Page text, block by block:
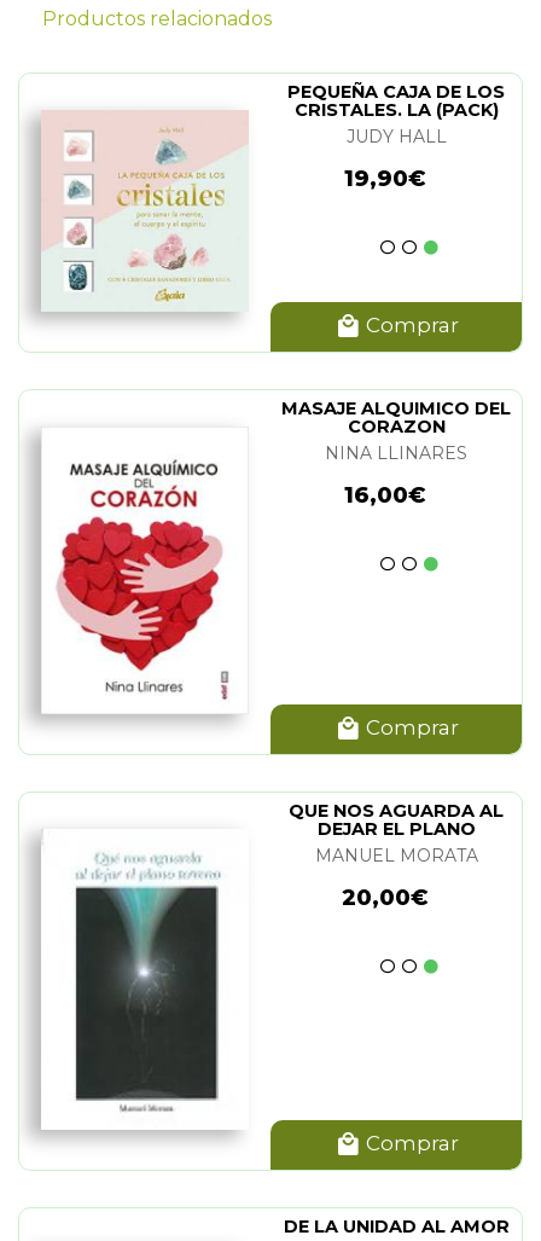
Productos relacionados
PEQUEÑA CAJA DE LOS
CRISTALES. LA (PACK)
JUDY HALL
19,90€
Comprar
MASAJE ALQUIMICO DEL
CORAZON
NINA LLINARES
16,00€
Comprar
QUE NOS AGUARDA AL
DEJAR EL PLANO
TERRENO
MANUEL MORATA
20,00€
Comprar
DE LA UNIDAD AL AMOR